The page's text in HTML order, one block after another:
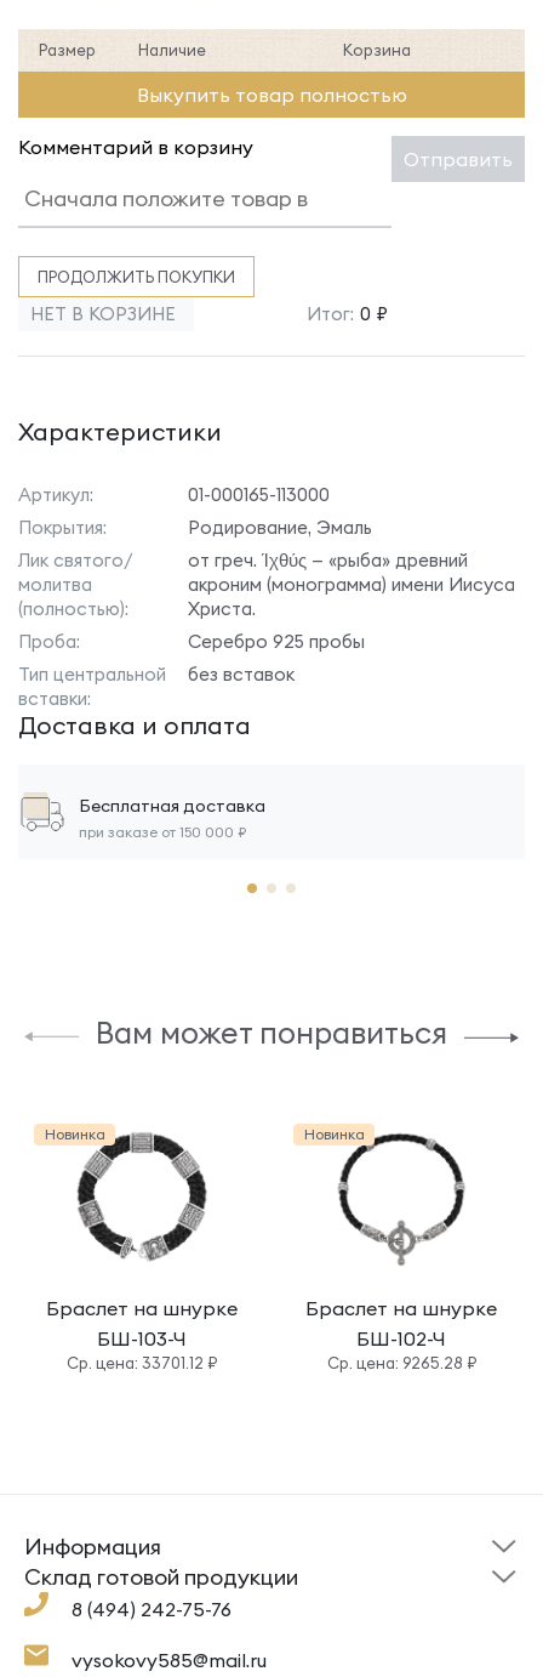
Размер Наличие Корзина
Выкупить товар полностью
Комментарий в корзину Отправить
ПРОДОЛЖИТЬ ПОКУПКИ
НЕТ В КОРЗИНЕ Итог: 0 ₽
Характеристики
Артикул:
01-000165-113000
Покрытия:
Родирование, Эмаль
Лик святого/
молитва
(полностью):
от греч. Ίχθύς — «рыба» древний
акроним (монограмма) имени Иисуса
Христа.
Проба:
Серебро 925 пробы
Тип центральной
вставки:
без вставок
Доставка и оплата
Бесплатная доставка
при заказе от 150 000 ₽
Вам может понравиться
Новинка
Браслет на шнурке
БШ-103-Ч
Cр. цена: 33701.12 ₽
Новинка
Браслет на шнурке
БШ-102-Ч
Cр. цена: 9265.28 ₽
8 (494) 242-75-76
vysokovy585@mail.ru
Информация
Склад готовой
продукции
Под заказ
О компании
Помощь
Cклад готовой продукции
Кресты
Кольца
Подвески
Ложки
Крестильные наборы